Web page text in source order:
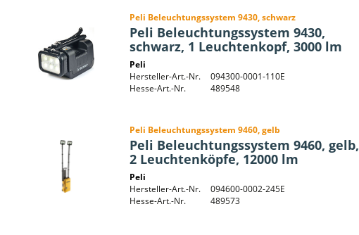
Peli Beleuchtungssystem 9430, schwarz
Peli Beleuchtungssystem 9430,
schwarz, 1 Leuchtenkopf, 3000 lm
Peli
Hersteller-Art.-Nr.
094300-0001-110E
Hesse-Art.-Nr.
489548
Peli Beleuchtungssystem 9460, gelb
Peli Beleuchtungssystem 9460, gelb,
2 Leuchtenköpfe, 12000 lm
Peli
Hersteller-Art.-Nr.
094600-0002-245E
Hesse-Art.-Nr.
489573